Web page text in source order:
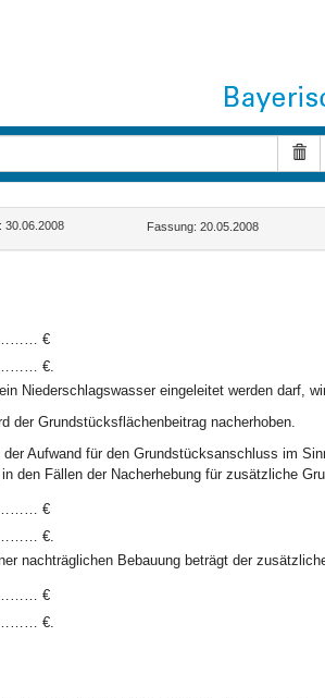
30.06.2008 Fassung: 20.05.2008
€
€.
Niederschlagswasser eingeleitet werden darf,
der Grundstücksflächenbeitrag nacherhoben.
Aufwand für den Grundstücksanschluss im
den Fällen der Nacherhebung für zusätzliche
€
€.
nachträglichen Bebauung beträgt der
€
€.